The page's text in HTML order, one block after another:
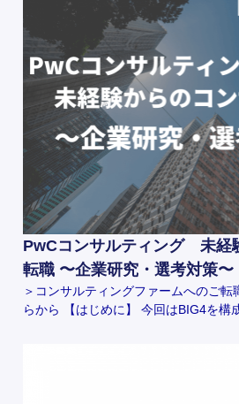
PwCコンサルティング 未経
転職 〜企業研究・選考対策〜
＞コンサルティングファームへのご転
らから 【はじめに】 今回はBIG4を構